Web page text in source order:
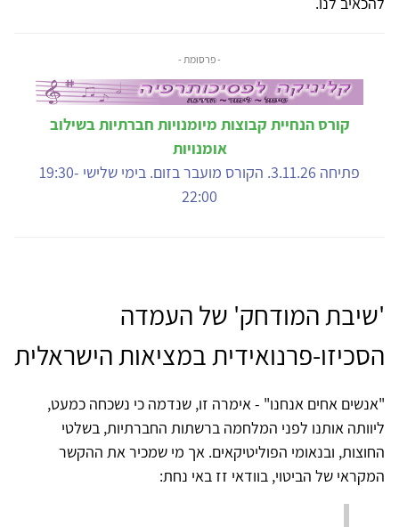
- פרסומת -
קורס הנחיית קבוצות מיומנויות חברתיות בשילוב
אומנויות
פתיחה 3.11.26. הקורס מועבר בזום. בימי שלישי 19:30-
22:00
'שיבת המודחק' של העמדה
הסכיזו-פרנואידית במציאות הישראלית
"אנשים אחים אנחנו" - אימרה זו, שנדמה כי נשכחה כמעט,
ליוותה אותנו לפני המלחמה ברשתות החברתיות, בשלטי
החוצות, ובנאומי הפוליטיקאים. אך מי שמכיר את ההקשר
המקראי של הביטוי, בוודאי זז באי נחת: